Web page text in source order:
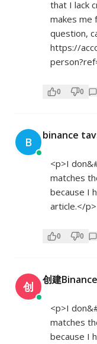
that I lack
makes me
question,
https://
0 0
B binance
<p>I
matches
because I
article.</p>
0 0
创 创建
<p>I
matches
because I